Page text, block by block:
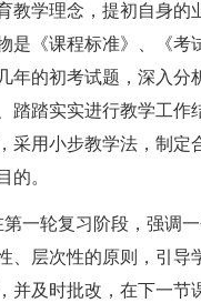
教学理念，提初自身
是《课程标准》、《
年的初考试题，深入分
踏踏实实进行教学工
采用小步教学法，制
的。
轮复习阶段，强调一
、层次性的原则，引
并及时批改，在下一